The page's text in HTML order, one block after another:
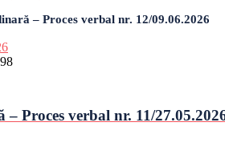
– Proces verbal nr. 12/09.06.2026
– Proces verbal nr. 11/